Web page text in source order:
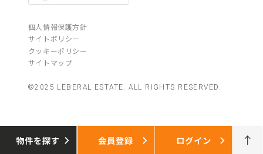
個人情報保護方針
サイトポリシー
クッキーポリシー
サイトマップ
©2025 LEBERAL ESTATE. ALL RIGHTS RESERVED.